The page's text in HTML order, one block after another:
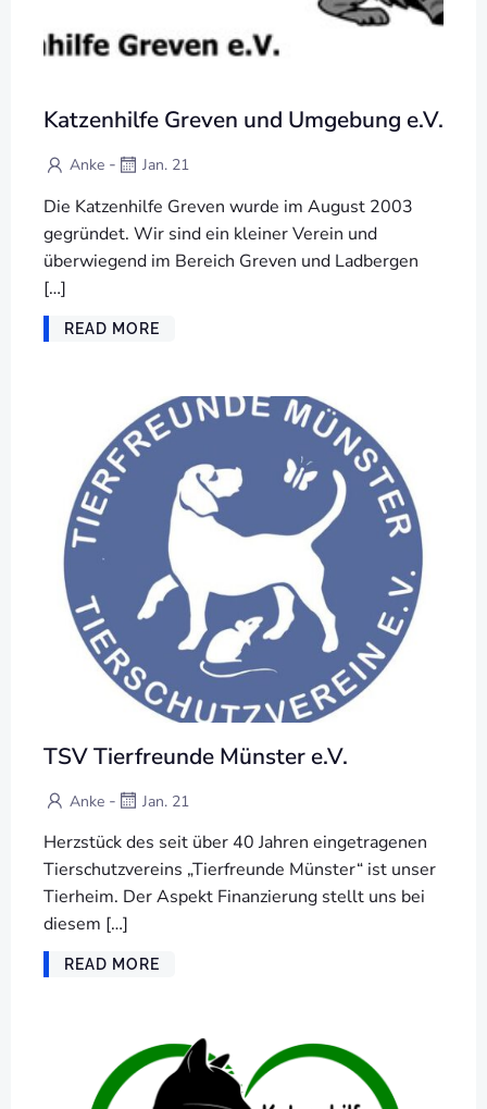
Katzenhilfe Greven und Umgebung e.V.
Anke - Jan. 21
Die Katzenhilfe Greven wurde im August 2003
gegründet. Wir sind ein kleiner Verein und
überwiegend im Bereich Greven und Ladbergen
[…]
READ MORE
TSV Tierfreunde Münster e.V.
Anke - Jan. 21
Herzstück des seit über 40 Jahren eingetragenen
Tierschutzvereins „Tierfreunde Münster“ ist unser
Tierheim. Der Aspekt Finanzierung stellt uns bei
diesem […]
READ MORE